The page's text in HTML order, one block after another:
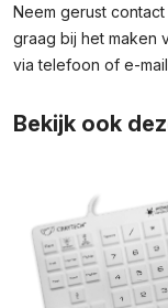
Neem gerust
graag bij het maken
via telefoon of e-
Bekijk ook